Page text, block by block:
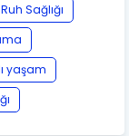
Ruh Sağlığı
yaşam